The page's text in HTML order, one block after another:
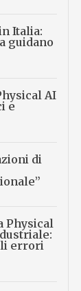
Italia:
guidano
AI
e
di
Physical
errori